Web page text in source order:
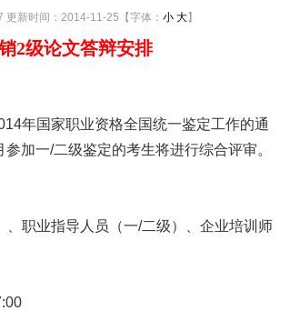
新时间：2014-11-25【字体： 小 大】
2级论文答辩安排
年国家职业资格全国统一鉴定工作的通
参加一/二级鉴定的考生将进行综合评审。
、职业指导人员（一/二级）、企业培训师